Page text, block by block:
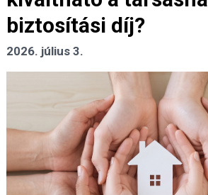
biztosítási díj?
2026. július 3.